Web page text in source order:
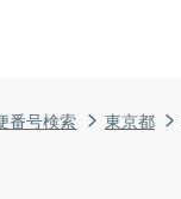
番号検索 東京都